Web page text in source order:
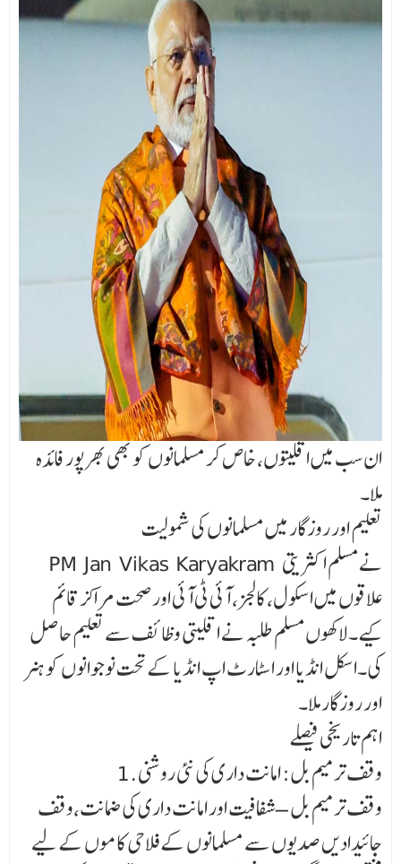
ان سب میں اقلیتوں، خاص کر مسلمانوں کو بھی بھرپور فائدہ
ملا۔
تعلیم اور روزگار میں مسلمانوں کی شمولیت
PM Jan Vikas Karyakram نے مسلم اکثریتی
علاقوں میں اسکول، کالجز، آئی ٹی آئی اور صحت مراکز قائم
کیے۔لاکھوں مسلم طلبہ نے اقلیتی وظائف سے تعلیم حاصل
کی۔اسکل انڈیا اور اسٹارٹ اپ انڈیا کے تحت نوجوانوں کو ہنر
اور روزگار ملا۔
اہم تاریخی فیصلے
1. وقف ترمیم بل: امانت داری کی نئی روشنی
وقف ترمیم بل – شفافیت اور امانت داری کی ضمانت،وقف
جائیدادیں صدیوں سے مسلمانوں کے فلاحی کاموں کے لیے